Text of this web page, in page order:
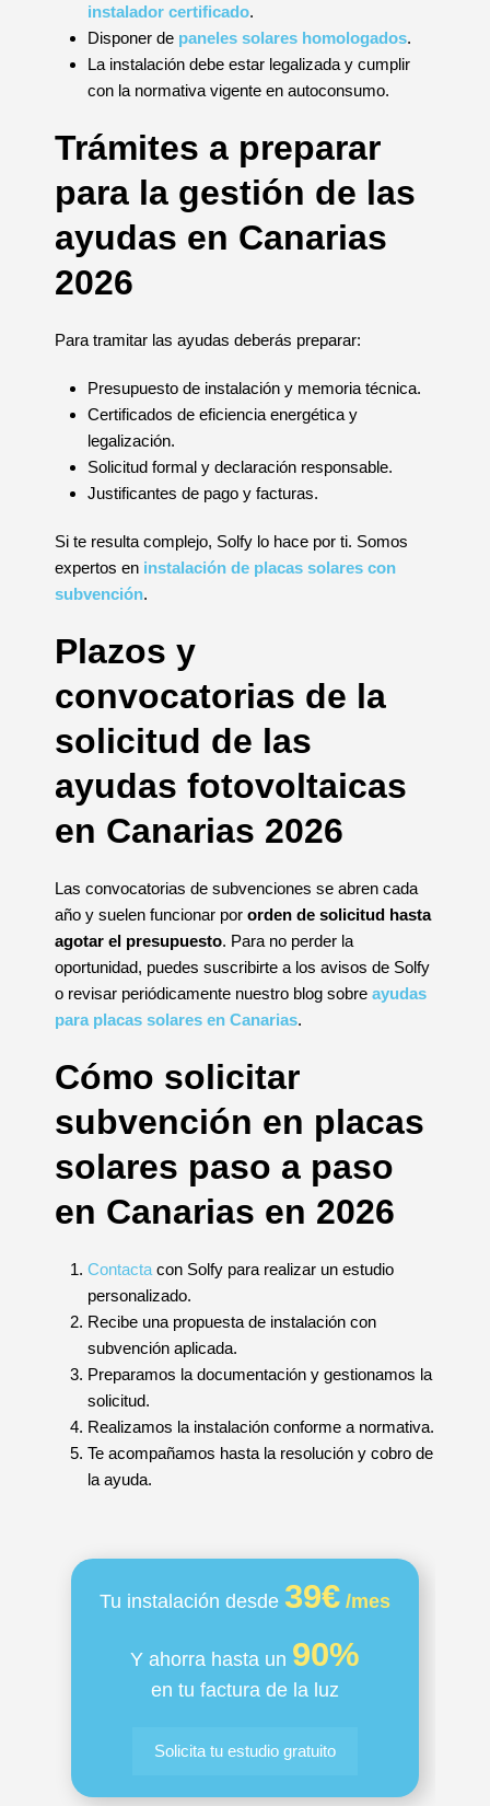
instalador certificado.
Disponer de paneles solares homologados.
La instalación debe estar legalizada y cumplir
con la normativa vigente en autoconsumo.
Trámites a preparar
para la gestión de las
ayudas en Canarias
2026
Para tramitar las ayudas deberás preparar:
Presupuesto de instalación y memoria técnica.
Certificados de eficiencia energética y
legalización.
Solicitud formal y declaración responsable.
Justificantes de pago y facturas.
Si te resulta complejo, Solfy lo hace por ti. Somos
expertos en instalación de placas solares con
subvención.
Plazos y
convocatorias de la
solicitud de las
ayudas fotovoltaicas
en Canarias 2026
Las convocatorias de subvenciones se abren cada
año y suelen funcionar por orden de solicitud hasta
agotar el presupuesto. Para no perder la
oportunidad, puedes suscribirte a los avisos de Solfy
o revisar periódicamente nuestro blog sobre ayudas
para placas solares en Canarias.
Cómo solicitar
subvención en placas
solares paso a paso
en Canarias en 2026
Contacta con Solfy para realizar un estudio
personalizado.
Recibe una propuesta de instalación con
subvención aplicada.
Preparamos la documentación y gestionamos la
solicitud.
Realizamos la instalación conforme a normativa.
Te acompañamos hasta la resolución y cobro de
la ayuda.
Tu instalación desde 39€ /mes
Y ahorra hasta un 90%
en tu factura de la luz
Solicita tu estudio gratuito